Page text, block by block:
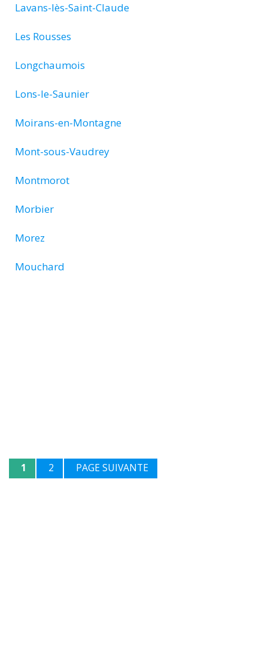
Lavans-lès-Saint-Claude
Les Rousses
Longchaumois
Lons-le-Saunier
Moirans-en-Montagne
Mont-sous-Vaudrey
Montmorot
Morbier
Morez
Mouchard
1 2 PAGE SUIVANTE